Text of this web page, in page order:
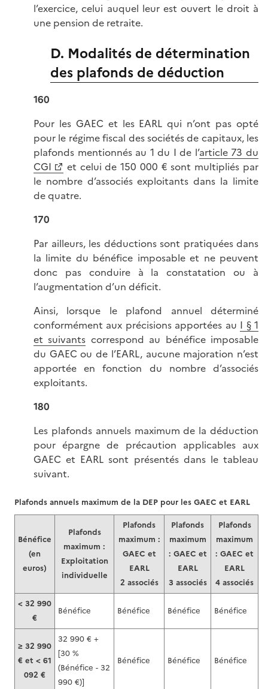
l’exercice, celui auquel leur est ouvert le droit à
une pension de retraite.
D. Modalités de détermination
des plafonds de déduction
160
Pour les GAEC et les EARL qui n’ont pas opté
pour le régime fiscal des sociétés de capitaux, les
plafonds mentionnés au 1 du I de l’article 73 du
CGI
et celui de 150 000 € sont multipliés par
le nombre d’associés exploitants dans la limite
de quatre.
170
Par ailleurs, les déductions sont pratiquées dans
la limite du bénéfice imposable et ne peuvent
donc pas conduire à la constatation ou à
l’augmentation d’un déficit.
Ainsi, lorsque le plafond annuel déterminé
conformément aux précisions apportées au I § 1
et suivants correspond au bénéfice imposable
du GAEC ou de l’EARL, aucune majoration n’est
apportée en fonction du nombre d’associés
exploitants.
180
Les plafonds annuels maximum de la déduction
pour épargne de précaution applicables aux
GAEC et EARL sont présentés dans le tableau
suivant.
Plafonds annuels maximum de la DEP pour les GAEC et EARL
Bénéfice
(en
euros)
Plafonds
maximum :
Exploitation
individuelle
Plafonds
maximum :
GAEC et
EARL
2 associés
Plafonds
maximum
: GAEC et
EARL
3 associés
Plafonds
maximum
: GAEC et
EARL
4 associés
< 32 990
€
Bénéfice Bénéfice Bénéfice Bénéfice
≥ 32 990
€ et < 61
092 €
32 990 € +
[30 %
(Bénéfice - 32
990 €)]
Bénéfice Bénéfice Bénéfice